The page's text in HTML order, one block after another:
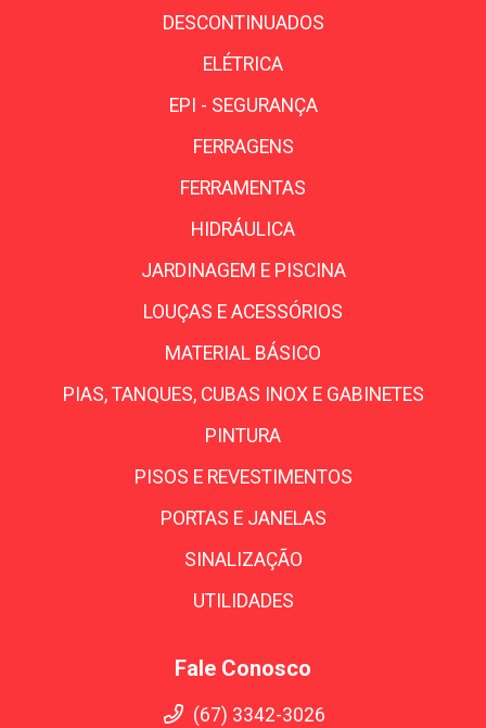
DESCONTINUADOS
ELÉTRICA
EPI - SEGURANÇA
FERRAGENS
FERRAMENTAS
HIDRÁULICA
JARDINAGEM E PISCINA
LOUÇAS E ACESSÓRIOS
MATERIAL BÁSICO
PIAS, TANQUES, CUBAS INOX E GABINETES
PINTURA
PISOS E REVESTIMENTOS
PORTAS E JANELAS
SINALIZAÇÃO
UTILIDADES
Fale Conosco
(67) 3342-3026